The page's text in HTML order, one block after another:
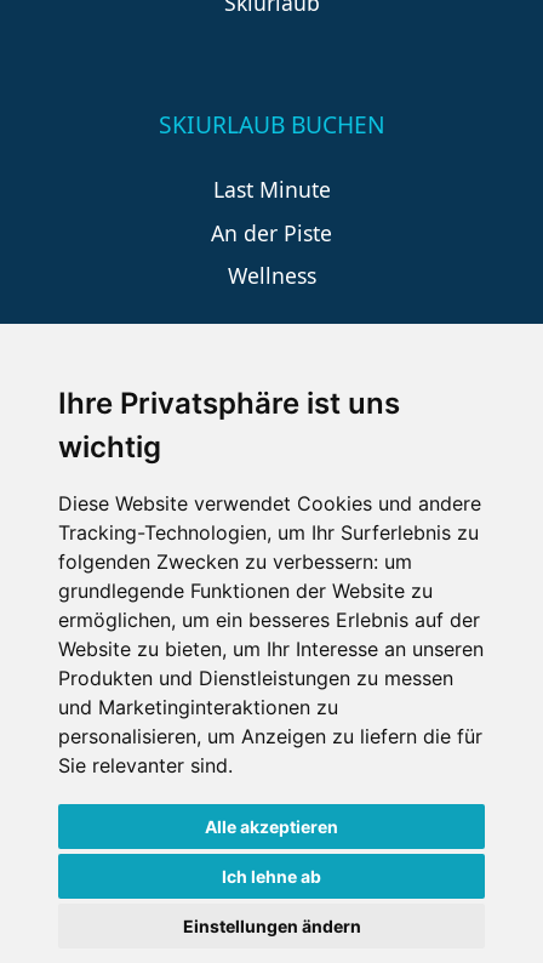
Ihre Privatsphäre ist uns
wichtig
Diese Website verwendet Cookies und andere
Tracking-Technologien, um Ihr Surferlebnis zu
folgenden Zwecken zu verbessern: um
grundlegende Funktionen der Website zu
ermöglichen, um ein besseres Erlebnis auf der
Website zu bieten, um Ihr Interesse an unseren
Produkten und Dienstleistungen zu messen
und Marketinginteraktionen zu
personalisieren, um Anzeigen zu liefern die für
Sie relevanter sind.
Alle akzeptieren
Ich lehne ab
Einstellungen ändern
SKIURLAUB BUCHEN
Last Minute
An der Piste
Wellness
SCHNEEHÖHEN SKI APP
Die Schneehoehen Ski APP für iOS und Android - Ein
Impressum
Datenschutz
Nutzungsbedingungen
Copyright ©2026 Schneemenschen GmbH